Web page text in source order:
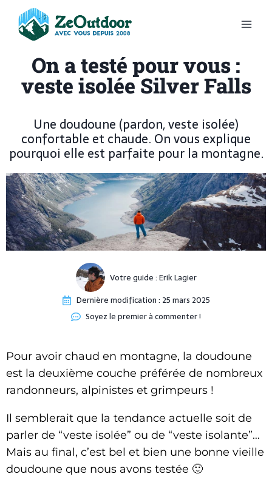
On a testé pour vous :
veste isolée Silver Falls
Une doudoune (pardon, veste isolée)
confortable et chaude. On vous explique
pourquoi elle est parfaite pour la montagne.
Votre guide :Erik Lagier
Dernière modification : 25 mars 2025
Soyez le premier à commenter !
Pour avoir chaud en montagne, la doudoune
est la deuxième couche préférée de nombreux
randonneurs, alpinistes et grimpeurs !
Il semblerait que la tendance actuelle soit de
parler de “veste isolée” ou de “veste isolante”…
Mais au final, c’est bel et bien une bonne vieille
doudoune que nous avons testée 🙂